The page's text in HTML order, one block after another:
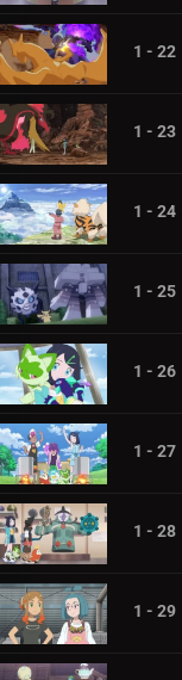
1 - 22
1 - 23
1 - 24
1 - 25
1 - 26
1 - 27
1 - 28
1 - 29